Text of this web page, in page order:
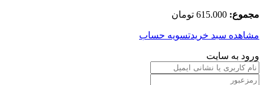
مجموع: 615.000 تومان
مشاهده سبد خریدتسویه حساب
ورود به سایت